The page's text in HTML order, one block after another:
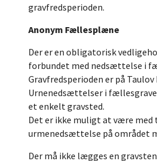
gravfredsperioden.
Anonym Fællesplæne
Der er en obligatorisk
forbundet med nedsættelse i
Gravfredsperioden er på Taulov
Urnenedsættelser i
et enkelt gravsted.
Det er ikke muligt at være med
urmenedsættelse på området
Der må ikke lægges en